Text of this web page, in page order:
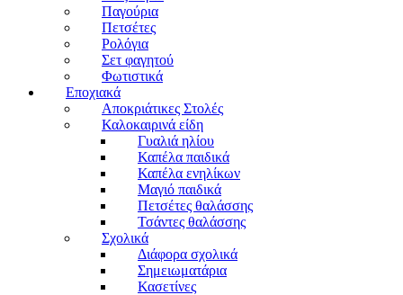
Παγούρια
Πετσέτες
Ρολόγια
Σετ φαγητού
Φωτιστικά
Εποχιακά
Αποκριάτικες Στολές
Καλοκαιρινά είδη
Γυαλιά ηλίου
Καπέλα παιδικά
Καπέλα ενηλίκων
Μαγιό παιδικά
Πετσέτες θαλάσσης
Τσάντες θαλάσσης
Σχολικά
Διάφορα σχολικά
Σημειωματάρια
Κασετίνες